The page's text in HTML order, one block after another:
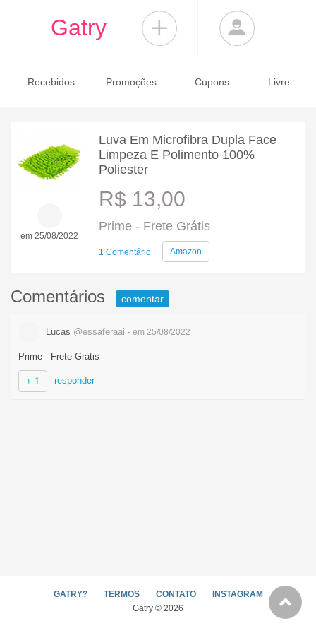
Gatry
Recebidos Promoções Cupons Livre
em 25/08/2022
Luva Em Microfibra Dupla Face
Limpeza E Polimento 100%
Poliester
R$ 13,00
Prime - Frete Grátis
1 Comentário Amazon
Comentários comentar
Lucas @essaferaai - em 25/08/2022
Prime - Frete Grátis
+ 1 responder
GATRY? TERMOS CONTATO
INSTAGRAM
Gatry © 2026